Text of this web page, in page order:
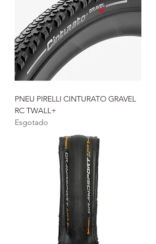
PNEU PIRELLI CINTURATO GRAVEL
RC TWALL+
Esgotado